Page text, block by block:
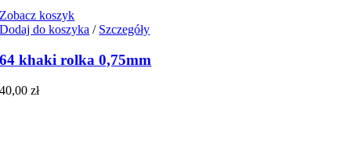
Zobacz koszyk
Dodaj do koszyka / Szczegóły
64 khaki rolka 0,75mm
40,00zł